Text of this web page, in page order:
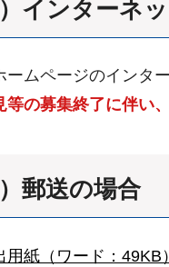
）インターネ
ームページのインタ
の募集終了に伴い
）郵送の場合
用紙（ワード：49KB）